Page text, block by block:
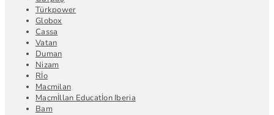
Türkpower
Globox
Cassa
Vatan
Duman
Nizam
Rİo
Macmilan
Macmİllan Educatİon Iberia
Bam